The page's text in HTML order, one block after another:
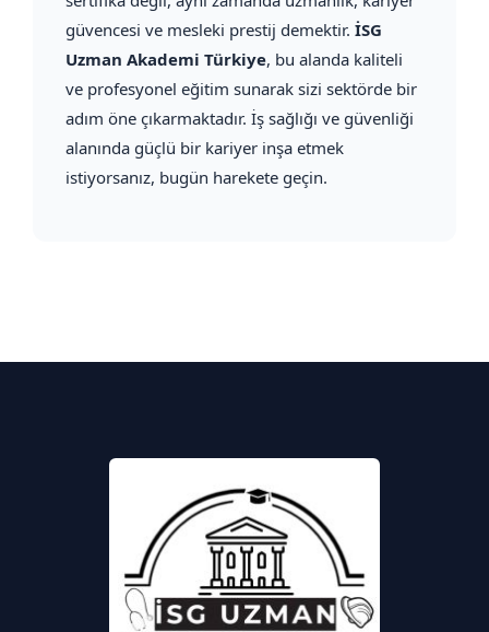
güvencesi ve mesleki prestij demektir. İSG
Uzman Akademi Türkiye, bu alanda kaliteli
ve profesyonel eğitim sunarak sizi sektörde bir
adım öne çıkarmaktadır. İş sağlığı ve güvenliği
alanında güçlü bir kariyer inşa etmek
istiyorsanız, bugün harekete geçin.